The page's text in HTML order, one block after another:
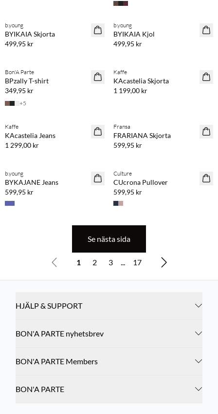
NYHET
b.young
BYIKAIA Skjorta
499,95 kr
NYHET
Köp min. 2 & spara 20 %
b.young
BYIKAIA Kjol
499,95 kr
NYHET
Bon'A Parte
BPzally T-shirt
349,95 kr
+5
NYHET
Kaffe
KAcastelia Skjorta
1 199,00 kr
NYHET
Kaffe
KAcastelia Jeans
1 299,00 kr
NYHET
Fransa
FRARIANA Skjorta
599,95 kr
NYHET
b.young
BYKAJANE Jeans
599,95 kr
NYHET
Culture
CUcrona Pullover
599,95 kr
Se nästa sida
1 2 3 ... 17
HJÄLP & SUPPORT
BON'A PARTE nyhetsbrev
BON'A PARTE Members
BON'A PARTE